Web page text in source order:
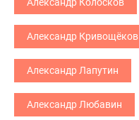
Александр Кривощёков
Александр Лапутин
Александр Любавин